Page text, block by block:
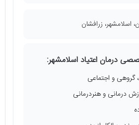
اسلامشهر، زرافشان
درمان اعتیاد اسلامشهر:
گروهی و اجتماعی
درمانی و هنردرمانی